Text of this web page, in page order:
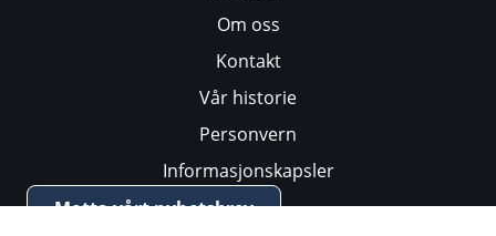
Om oss
Kontakt
Vår historie
Personvern
Informasjonskapsler
Motta vårt nyhetsbrev